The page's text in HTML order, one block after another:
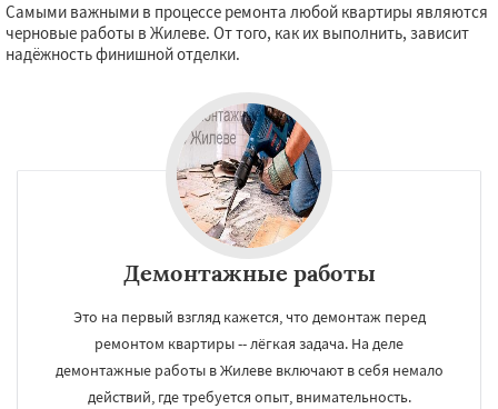
Решетниково Родники Свердловск
Северный Софрино Томилино
Тучково
Уваровка Удельная Фосфоритный
Самыми важными в процессе ремонта любой квартиры являются
черновые работы в Жилеве. От того, как их выполнить, зависит
надёжность финишной отделки.
Демонтажные работы
Это на первый взгляд кажется, что демонтаж перед
ремонтом квартиры -- лёгкая задача. На деле
демонтажные работы в Жилеве включают в себя немало
действий, где требуется опыт, внимательность.